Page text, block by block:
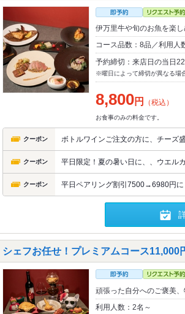
伊万里牛や旬のお魚を楽
コース品数：8品／利用人
予約締切：来店日の当日
※曜日によって締切が異なる場
8,800円 （税込）
お食事のみの料金です。
クーポン ボトルワインご注文の方に、チーズ
クーポン 平日限定！夏の暑い日に、、ウエル
クーポン 平日ペアリング割引7500→6980円に
シェフお任せ！プレミアムコース11,000
頑張った自分へのご褒美
利用人数：2名～